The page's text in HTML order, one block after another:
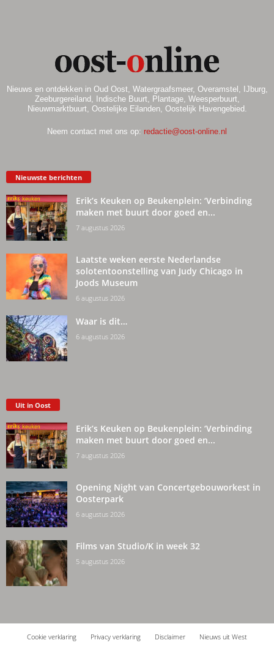
Nieuws en ontdekken in Oud Oost, Watergraafsmeer, Overamstel, IJburg,
Zeeburgereiland, Indische Buurt, Plantage, Weesperbuurt,
Nieuwmarktbuurt, Oostelijke Eilanden, Oostelijk Havengebied.
Neem contact met ons op: redactie@oost-online.nl
Nieuwste berichten
Erik’s Keuken op Beukenplein: ‘Verbinding
maken met buurt door goed en...
7 augustus 2026
Laatste weken eerste Nederlandse
solotentoonstelling van Judy Chicago in
Joods Museum
6 augustus 2026
Waar is dit…
6 augustus 2026
Uit in Oost
Erik’s Keuken op Beukenplein: ‘Verbinding
maken met buurt door goed en...
7 augustus 2026
Opening Night van Concertgebouworkest in
Oosterpark
6 augustus 2026
Films van Studio/K in week 32
5 augustus 2026
Cookie verklaring Privacy verklaring Disclaimer
Nieuws uit West